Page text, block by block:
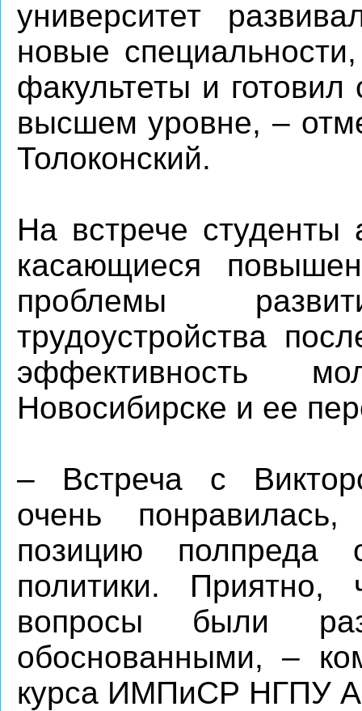
университет
новые
факультеты и
высшем уровне, –
Толоконский.
На встрече студенты
касающиеся
проблемы
трудоустройства
эффективность
Новосибирске и ее
– Встреча с
очень
позицию полпреда
политики.
вопросы были
обоснованными, –
курса ИМПиСР НГПУ